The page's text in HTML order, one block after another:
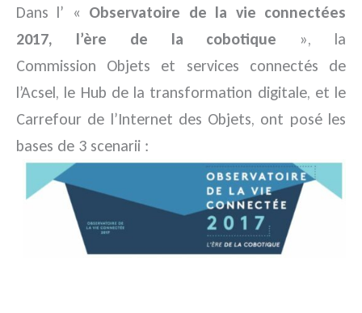
Dans l’ « Observatoire de la vie connectées
2017, l’ère de la cobotique », la
Commission Objets et services connectés de
l’Acsel, le Hub de la transformation digitale, et le
Carrefour de l’Internet des Objets, ont posé les
bases de 3 scenarii :